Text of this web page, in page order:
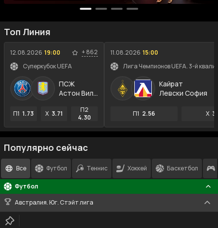
Топ Линия
12.08.2026 19:00 +862
Суперкубок UEFA
ПСЖ
Астон Вилла
П1 1.73 X 3.71
П2
4.30
11.08.2026 15:00
Лига Чемпионов UEFA. 3-й
Кайрат
Левски София
П1 2.56 X
Популярно сейчас
Все Футбол Теннис Хоккей Баскетбол
Футбол
Австралия. Юг. Стэйт лига